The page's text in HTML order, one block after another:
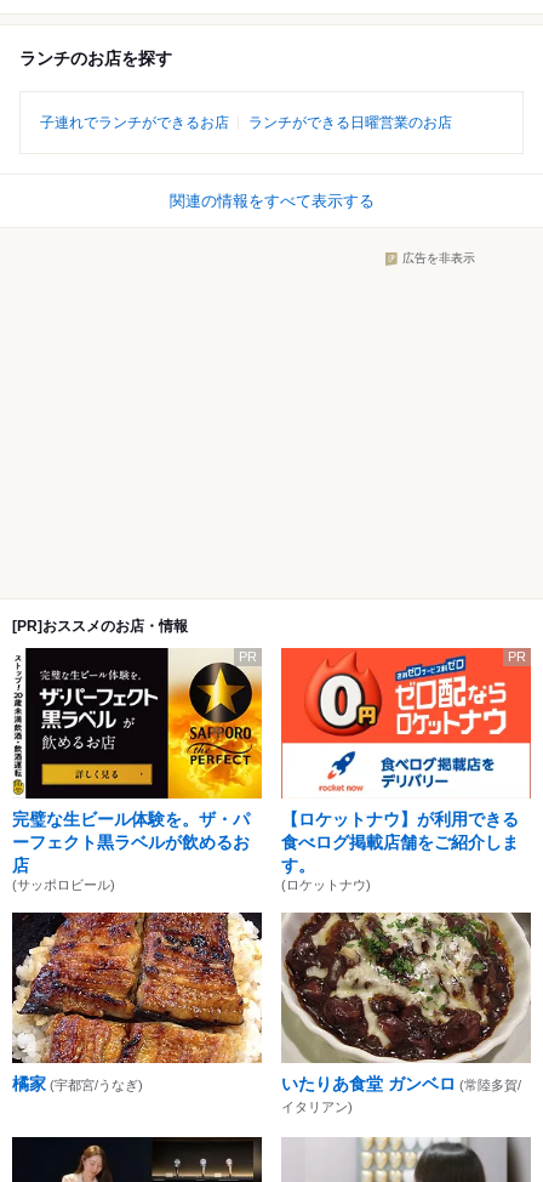
ランチのお店を探す
子連れでランチができるお店 ランチができる日曜営業のお店
関連の情報をすべて表示する
広告を非表示
[PR]おススメのお店・情報
PR
完璧な生ビール体験を。ザ・パ
ーフェクト黒ラベルが飲めるお
店
(サッポロビール)
PR
【ロケットナウ】が利用できる
食べログ掲載店舗をご紹介しま
す。
(ロケットナウ)
橘家 (宇都宮/うなぎ) いたりあ食堂 ガンベロ (常陸多賀/
イタリアン)